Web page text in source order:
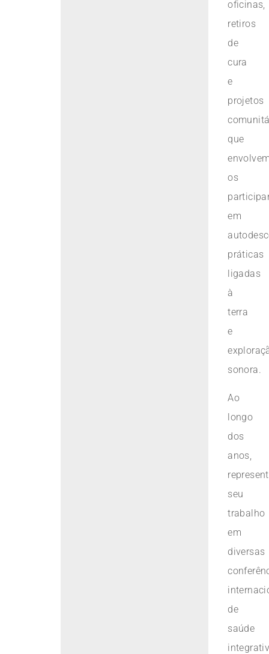
oficinas,
retiros
de
cura
e
projetos
que
os
em
práticas
ligadas
à
terra
e
sonora.
Ao
longo
dos
anos,
seu
trabalho
em
diversas
de
saúde